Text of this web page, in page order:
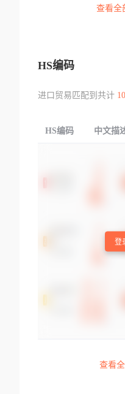
查看全
HS编码
进口贸易匹配到共计
HS编码 中文描
登
查看